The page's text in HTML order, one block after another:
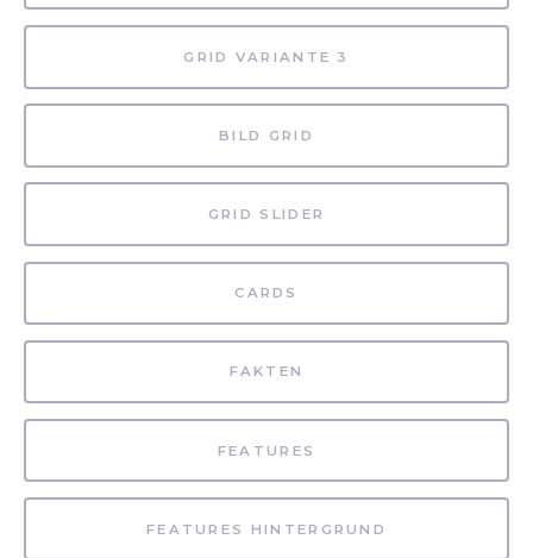
GRID VARIANTE 3
BILD GRID
GRID SLIDER
CARDS
FAKTEN
FEATURES
FEATURES HINTERGRUND